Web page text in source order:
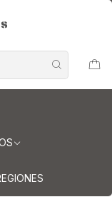
loza
/ 100 cm
100 cm / M3-1001-